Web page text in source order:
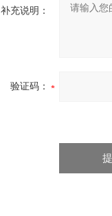
补充说明：
验证码：